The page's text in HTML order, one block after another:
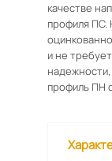
качестве
профиля ПС.
и не
профиль ПН